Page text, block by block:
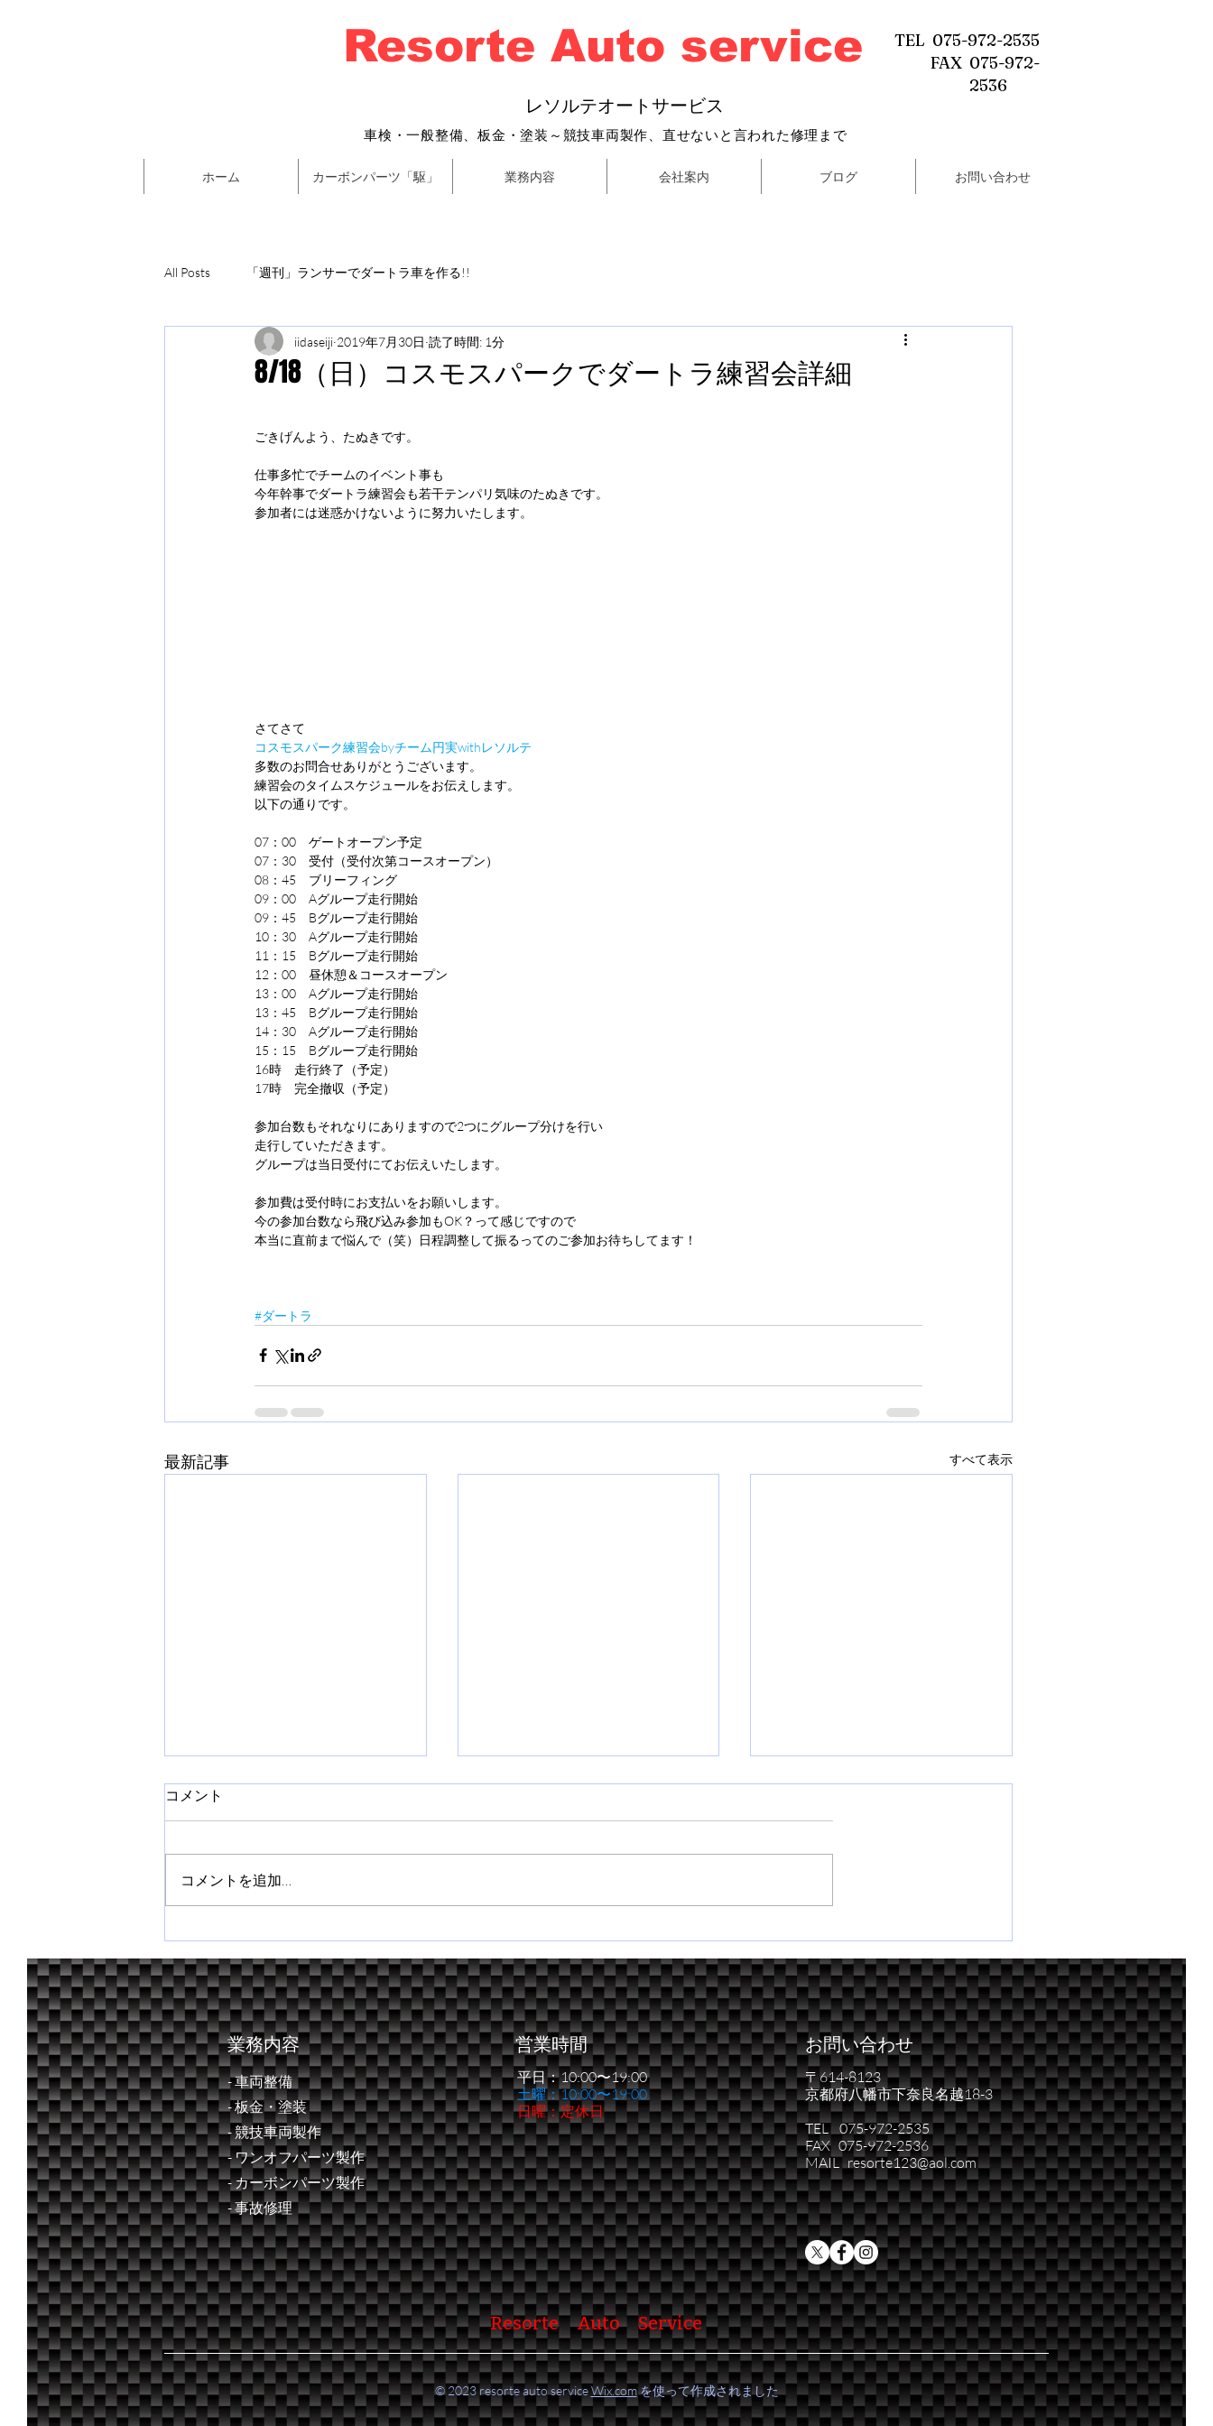
Resorte Auto service
レソルテオートサービス
TEL 075-972-2535
FAX 075-972-
2536
車検・一般整備、 板金・塗装～ 競技車両製作、直せないと言われた修理まで
ホーム カーボンパーツ「駆」 業務内容 会社案内 ブログ お問い合わせ
All Posts 「週刊」ランサーでダートラ車を作る!!
8/18（日）コスモスパークでダートラ練習会詳細
iidaseiji 2019年7月30日 読了時間: 1分
ごきげんよう、たぬきです。
仕事多忙でチームのイベント事も
今年幹事でダートラ練習会も若干テンパリ気味のたぬきです。
参加者には迷惑かけないように努力いたします。
さてさて
コスモスパーク練習会byチーム円実withレソルテ
多数のお問合せありがとうございます。
練習会のタイムスケジュールをお伝えします。
以下の通りです。
07：00　ゲートオープン予定
07：30　受付（受付次第コースオープン）
08：45　ブリーフィング
09：00　Aグループ走行開始
09：45　Bグループ走行開始
10：30　Aグループ走行開始
11：15　Bグループ走行開始
12：00　昼休憩＆コースオープン
13：00　Aグループ走行開始
13：45　Bグループ走行開始
14：30　Aグループ走行開始
15：15　Bグループ走行開始
16時　走行終了（予定）
17時　完全撤収（予定）
参加台数もそれなりにありますので2つにグループ分けを行い
走行していただきます。
グループは当日受付にてお伝えいたします。
参加費は受付時にお支払いをお願いします。
今の参加台数なら飛び込み参加もOK？って感じですので
本当に直前まで悩んで（笑）日程調整して振るってのご参加お待ちしてます！
#ダートラ
最新記事 すべて表示
全日本ラリー第３戦 ラリー
飛鳥２０２６
2026 近畿・四国ダートトラ
イアル第１戦
新たな競技車、スイフトがも
う一台。
コメント
コメントを追加…
業務内容
- 車両整備
- ​板金・塗装
- 競技車両製作
- ワンオフパーツ製作
- カーボンパーツ製作
- 事故修理
営業時間
平日：10:00〜19:00
​土曜：10:00〜19:00
日曜：定休日
お問い合わせ
〒614-8123
京都府八幡市下奈良名越18-3
TEL 075-972-2535
FAX 075-972-2536
MAIL resorte123@aol.com
Resorte Auto Service
© 2023 resorte auto serviceWix.comを使って作成されました